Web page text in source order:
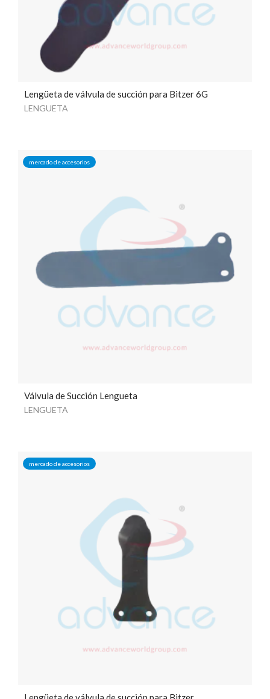
Lengüeta de válvula de succión para Bitzer 6G
LENGUETA
mercado de accesorios
Válvula de Succión Lengueta
LENGUETA
mercado de accesorios